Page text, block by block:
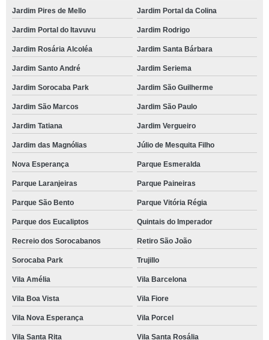
Jardim Pires de Mello Jardim Portal da Colina
Jardim Portal do Itavuvu Jardim Rodrigo
Jardim Rosária Alcoléa Jardim Santa Bárbara
Jardim Santo André Jardim Seriema
Jardim Sorocaba Park Jardim São Guilherme
Jardim São Marcos Jardim São Paulo
Jardim Tatiana Jardim Vergueiro
Jardim das Magnólias Júlio de Mesquita Filho
Nova Esperança Parque Esmeralda
Parque Laranjeiras Parque Paineiras
Parque São Bento Parque Vitória Régia
Parque dos Eucaliptos Quintais do Imperador
Recreio dos Sorocabanos Retiro São João
Sorocaba Park Trujillo
Vila Amélia Vila Barcelona
Vila Boa Vista Vila Fiore
Vila Nova Esperança Vila Porcel
Vila Santa Rita Vila Santa Rosália